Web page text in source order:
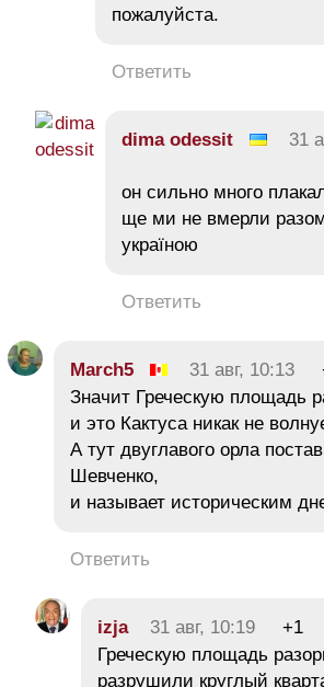
пожалуйста.
Ответить
dima odessit 31
он сильно много
ще ми не вмерли
україною
Ответить
March5 31 авг, 10:13
Значит Греческую площадь
и это Кактуса никак не
А тут двуглавого орла
Шевченко,
и называет историческим
Ответить
izja 31 авг, 10:19
+1
Греческую площадь
разрушили круглый